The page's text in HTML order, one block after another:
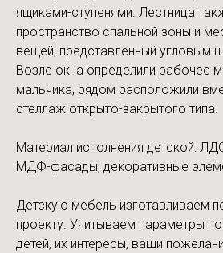
ящиками-ступенями. Лестница
пространство спальной зоны и
вещей, представленный угловым
Возле окна определили рабочее
мальчика, рядом расположили
стеллаж открыто-закрытого типа.
Материал исполнения детской:
МДФ-фасады, декоративные
Детскую мебель изготавливаем
проекту. Учитываем параметры
детей, их интересы, ваши